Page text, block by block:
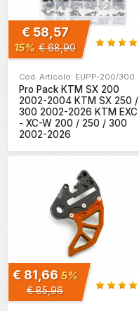
€ 58,57
15% € 68,90
Cod. Articolo: EUPP-200/300
Pro Pack KTM SX 200
2002-2004 KTM SX 250 /
300 2002-2026 KTM EXC
- XC-W 200 / 250 / 300
2002-2026
€ 81,66 5%
€ 85,96